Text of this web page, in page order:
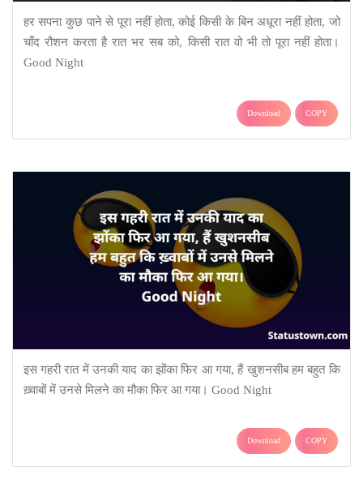
हर सपना कुछ पाने से पूरा नहीं होता, कोई किसी के बिन अधूरा नहीं होता, जो
चाँद रौशन करता है रात भर सब को, किसी रात वो भी तो पूरा नहीं होता।
Good Night
Download COPY
इस गहरी रात में उनकी याद का झोंका फिर आ गया, हैं खुशनसीब हम बहुत कि
ख़्वाबों में उनसे मिलने का मौका फिर आ गया। Good Night
Download COPY